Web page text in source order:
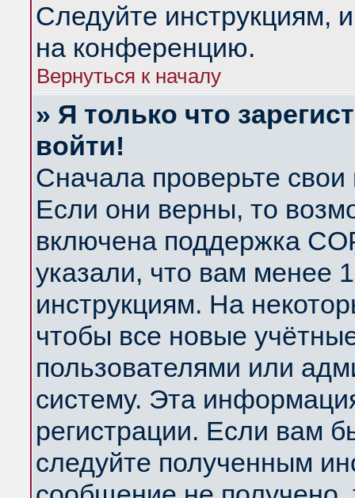
Следуйте инструкциям,
на конференцию.
Вернуться к началу
» Я только что
войти!
Сначала проверьте
Если они верны, то
включена поддержка
указали, что вам менее
инструкциям. На
чтобы все новые
пользователями или
систему. Эта
регистрации. Если вам
следуйте полученным